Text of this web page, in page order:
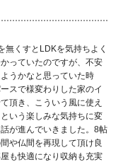
無くすとLDKを気持ちよく
っていたのですが、不安
うかなと思っていた時
スで様変わりした家のイ
頂き、こういう風に使え
いう楽しみな気持ちに変
が進んでいきました。8帖
や仏間を再現して頂け良
も快適になり収納も充実